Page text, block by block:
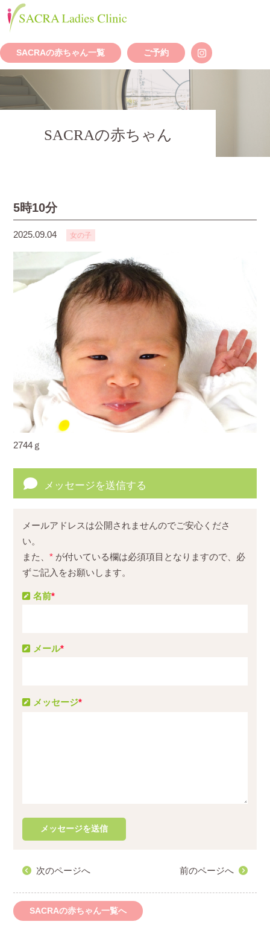
SACRAの赤ちゃん一覧 ご予約
SACRAの赤ちゃん
5時10分
2025.09.04 女の子
2744ｇ
メッセージを送信する
メールアドレスは公開されませんのでご安心くださ
い。
また、* が付いている欄は必須項目となりますので、必
ずご記入をお願いします。
メッセージ*
名前*
メール*
次のページへ 前のページへ
SACRAの赤ちゃん一覧へ